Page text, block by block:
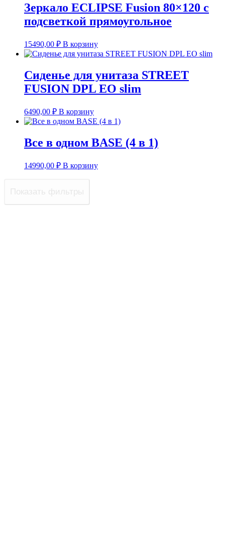
Зеркало ECLIPSE Fusion 80×120 с
подсветкой прямоугольное
15490,00 ₽ В корзину
Сиденье для унитаза STREET
FUSION DPL EO slim
6490,00 ₽ В корзину
Все в одном BASE (4 в 1)
14990,00 ₽ В корзину